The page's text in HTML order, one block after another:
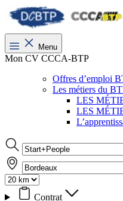
Menu
Mon CV CCCA-BTP
Offres d’emploi
Les métiers du
LES
LES
Contrat